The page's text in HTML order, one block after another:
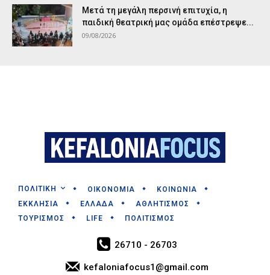
Μετά τη μεγάλη περσινή επιτυχία, η
παιδική θεατρική μας ομάδα επέστρεψε...
09/08/2026
ΠΟΛΙΤΙΚΗ ΟΙΚΟΝΟΜΙΑ
ΚΟΙΝΩΝΙΑ
ΕΚΚΛΗΣΙΑ
ΕΛΛΑΔΑ
ΑΘΛΗΤΙΣΜΟΣ
ΤΟΥΡΙΣΜΟΣ
LIFE ΠΟΛΙΤΙΣΜΟΣ
26710 - 26703
kefaloniafocus1@gmail.com